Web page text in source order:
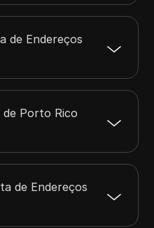
de Endereços
de Porto Rico
de Endereços